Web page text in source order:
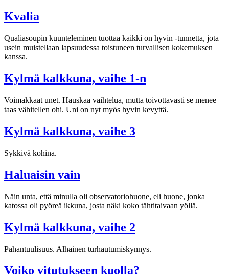
Kvalia
Qua­lia­sou­pin kuun­te­le­mi­nen tuot­taa kaikki on hyvin -tun­netta, jota
usein muistellaan lap­suu­dessa toistuneen turvallisen kokemuksen
kanssa.
Kylmä kalkkuna, vaihe 1-n
Voi­mak­kaat unet. Haus­kaa vaih­te­lua, mutta toivottavasti se menee
taas vähi­tel­len ohi. Uni on nyt myös hyvin kevyttä.
Kylmä kalkkuna, vaihe 3
Sykkivä kohina.
Haluaisin vain
Näin unta, että minulla oli obser­va­to­rio­huone, eli huone, jonka
katossa oli pyö­reä ikkuna, josta näki koko täh­ti­tai­vaan yöllä.
Kylmä kalkkuna, vaihe 2
Pahantuulisuus. Alhainen turhautumiskynnys.
Voiko vitutukseen kuolla?